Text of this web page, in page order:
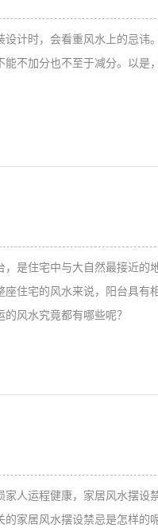
计时，会看重风水上的忌讳
不加分也不至于减分。以是
是住宅中与大自然最接近的
住宅的风水来说，阳台具有
风水究竟都有哪些呢？
人运程健康，家居风水摆设
家居风水摆设禁忌是怎样的